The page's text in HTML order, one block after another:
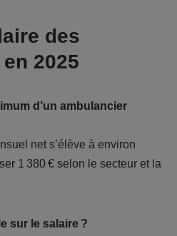
des
2025
d’un ambulancier
net s’élève à environ
1 380 € selon le secteur et la
sur le salaire ?